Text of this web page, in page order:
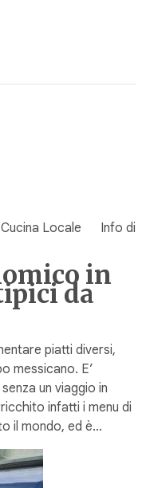
Cucina Locale Info di
in
da
piatti diversi,
messicano. E’
un viaggio in
infatti i menu di
il mondo, ed è…